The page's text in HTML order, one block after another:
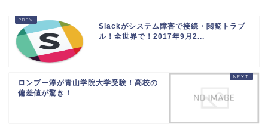
Slackがシステム障害で接続・閲覧トラブ
ル！全世界で！2017年9月2...
ロンブー淳が青山学院大学受験！高校の
偏差値が驚き！